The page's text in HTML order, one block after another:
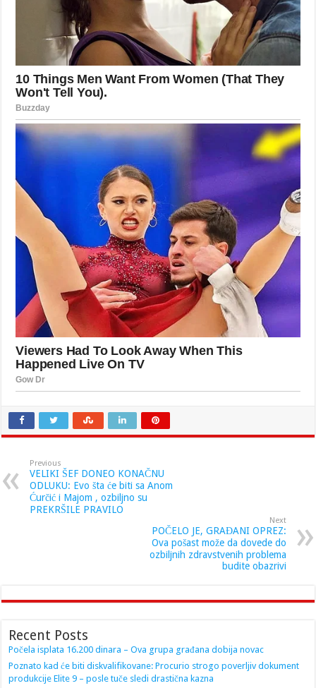
Previous
VELIKI ŠEF DONEO KONAČNU
ODLUKU: Evo šta će biti sa Anom
Ćurčić i Majom , ozbiljno su
PREKRŠILE PRAVILO
Next
POČELO JE, GRAĐANI OPREZ:
Ova pošast može da dovede do
ozbiljnih zdravstvenih problema
budite obazrivi
Recent Posts
Počela isplata 16.200 dinara – Ova grupa građana dobija novac
Poznato kad će biti diskvalifikovane: Procurio strogo poverljiv dokument
produkcije Elite 9 – posle tuče sledi drastična kazna